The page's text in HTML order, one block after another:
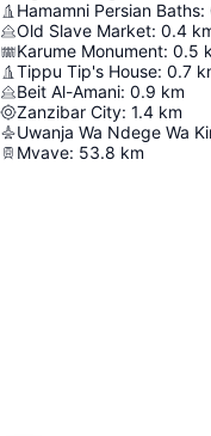
Hamamni Persian Baths:
Old Slave Market: 0.4
Karume Monument: 0.5
Tippu Tip's House: 0.7
Beit Al-Amani: 0.9 km
Zanzibar City: 1.4 km
Uwanja Wa Ndege Wa
Mvave: 53.8 km